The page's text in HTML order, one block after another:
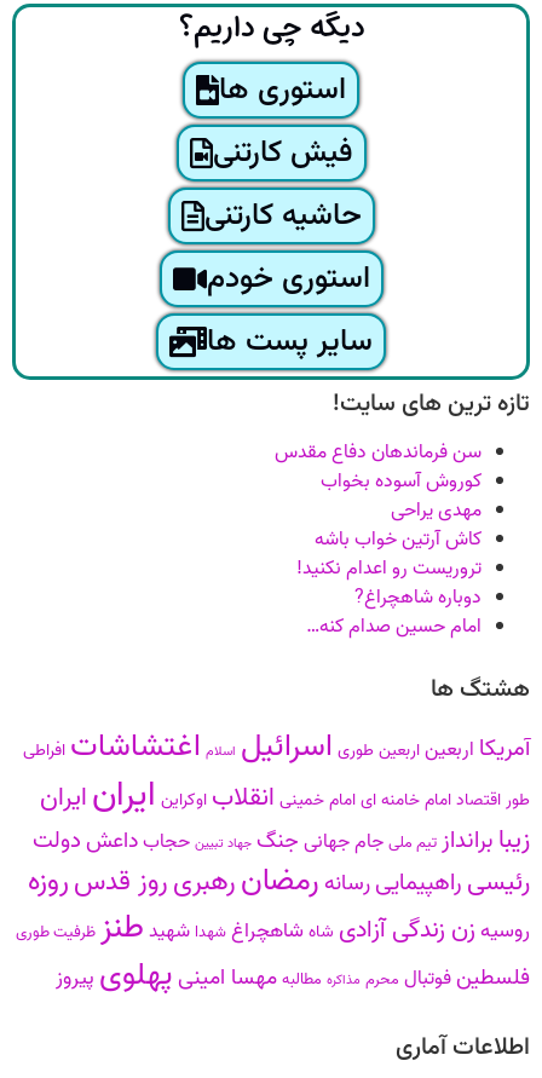
دیگه چی داریم؟
استوری ها
فیش کارتنی
حاشیه کارتنی
استوری خودم
سایر پست ها
تازه ترین های سایت!
سن فرماندهان دفاع مقدس
کوروش آسوده بخواب
مهدی یراحی
کاش آرتین خواب باشه
تروریست رو اعدام نکنید!
دوباره شاهچراغ?
امام حسین صدام کنه…
هشتگ ها
آمریکا اربعیناربعین طوری اسرائیل اسلام اغتشاشات افراطی
طوراقتصادامام خامنه ایامام خمینی انقلاب اوکراین ایرانایران
زیبا برانداز تیم ملیجام جهانی جنگ جهاد تبیین حجابداعشدولت
رئیسی راهپیماییرسانهرمضانرهبریروز قدسروزه
روسیهزن زندگی آزادی شاهشاهچراغشهدا شهید طنز ظرفیت طوری
فلسطینفوتبال محرم مذاکره مطالبهمهسا امینیپهلوی پیروز
اطلاعات آماری